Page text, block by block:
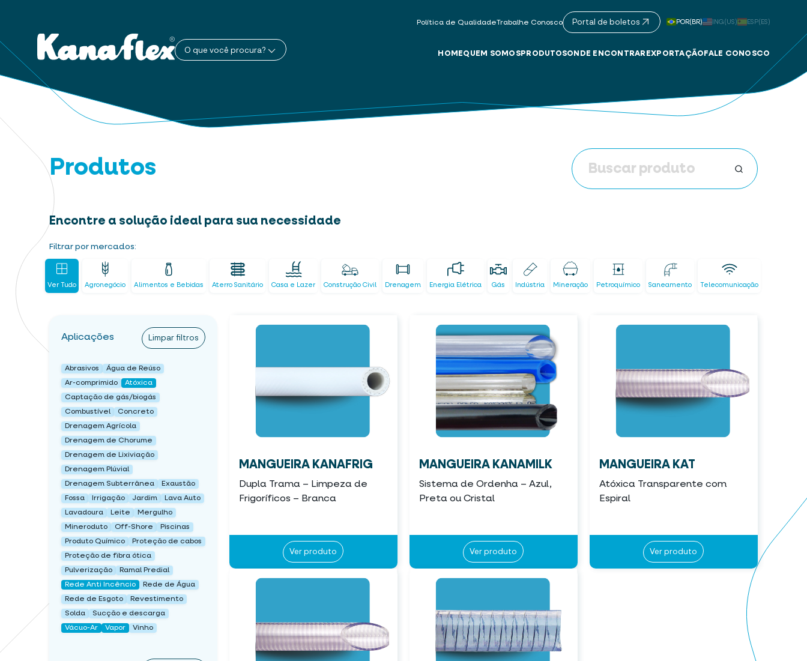
Política de QualidadeTrabalhe Conosco Portal de boletos POR(BR) ING(US) ESP(ES)
O que você procura? HOMEQUEM SOMOS PRODUTOSONDE ENCONTRAR EXPORTAÇÃO FALE CONOSCO
Produtos
Encontre a solução ideal para sua necessidade
Filtrar por mercados:
Ver Tudo Agronegócio Alimentos e Bebidas Aterro Sanitário Casa e Lazer Construção Civil Drenagem Energia Elétrica Gás Indústria Mineração Petroquímico Saneamento Telecomunicação
Aplicações Limpar filtros
Abrasivos
Água de Reúso
Ar-comprimido
Atóxica
Captação de gás/biogás
Combustível
Concreto
Drenagem Agrícola
Drenagem de Chorume
Drenagem de Lixiviação
Drenagem Plúvial
Drenagem Subterrânea
Exaustão
Fossa
Irrigação Jardim
Lava Auto
Lavadoura
Leite
Mergulho
Mineroduto
Off-Shore
Piscinas
Produto Químico
Proteção de cabos
Proteção de fibra ótica
Pulverização
Ramal Predial
Rede Anti Incêncio
Rede de Água
Rede de Esgoto
Revestimento
Solda
Sucção e descarga
Vácuo-Ar
Vapor Vinho
MANGUEIRA KANAFRIG
Dupla Trama – Limpeza de
Frigoríficos – Branca
Ver produto
MANGUEIRA KANAMILK
Sistema de Ordenha – Azul,
Preta ou Cristal
Ver produto
MANGUEIRA KAT
Atóxica Transparente com
Espiral
Ver produto